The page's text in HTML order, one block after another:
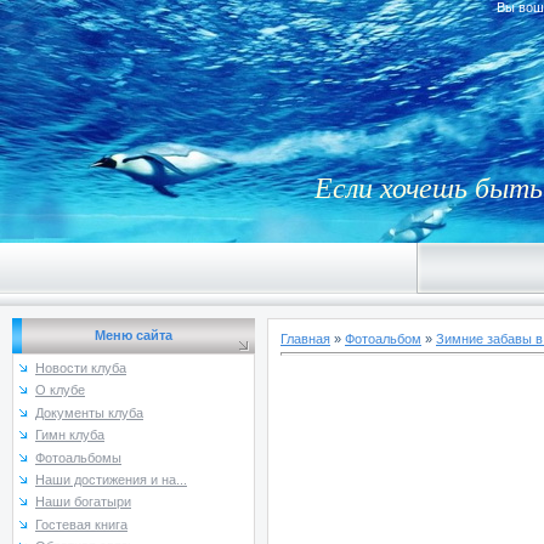
Вы
Если хочешь быть
Меню сайта
Новости клуба
О клубе
Документы клуба
Гимн клуба
Фотоальбомы
Наши достижения и на...
Наши богатыри
Гостевая книга
Главная » Фотоальбом » Зимние забавы в